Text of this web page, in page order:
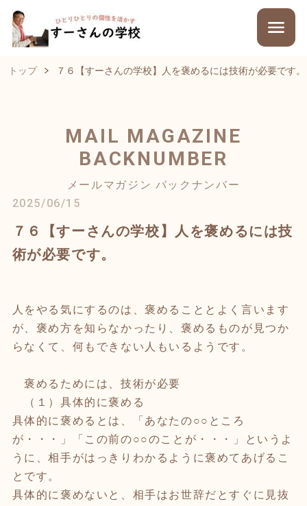
トップ ７６【すーさんの学校】人を褒めるには技術が必要です。
MAIL MAGAZINE
BACKNUMBER
メールマガジン バックナンバー
2025/06/15
７６【すーさんの学校】人を褒めるには技
術が必要です。
人をやる気にするのは、褒めることとよく言います
が、褒め方を知らなかったり、褒めるものが見つか
らなくて、何もできない人もいるようです。
褒めるためには、技術が必要
（１）具体的に褒める
具体的に褒めるとは、「あなたの○○ところ
が・・・」「この前の○○のことが・・・」というよ
うに、相手がはっきりわかるように褒めてあげるこ
とです。
具体的に褒めないと、相手はお世辞だとすぐに見抜